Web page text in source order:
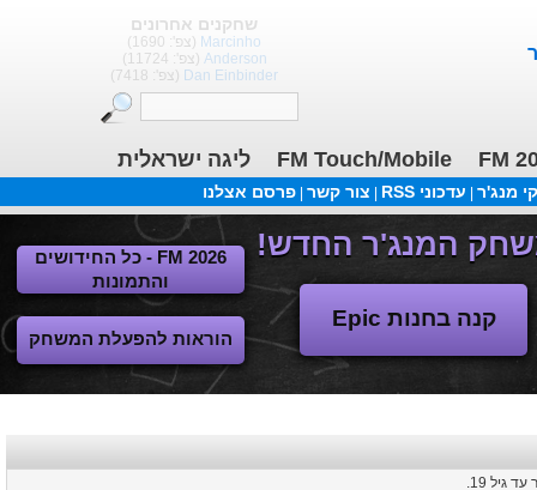
שחקנים אחרונים
Marcinho (צפ': 1690)
Anderson (צפ': 11724)
Dan Einbinder (צפ': 7418)
FM
FM Touch/Mobile ליגה ישראלית
מנג'ר עדכוני RSS צור קשר פרסם אצלנו
קנה בחנות Epic
FM 2026 - כל החידושים
והתמונות
הוראות להפעלת המשחק